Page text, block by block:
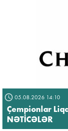
05.08.2026 14:10
Çempionlar
NƏTİCƏLƏR